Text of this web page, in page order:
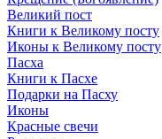
Великий пост
Книги к Великому посту
Иконы к Великому посту
Пасха
Книги к Пасхе
Подарки на Пасху
Иконы
Красные свечи